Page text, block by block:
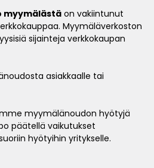
myymälästä on vakiintunut
Myymäläverkoston
sijainteja verkkokaupan
asiakkaalle tai
myymälänoudon hyötyjä
päätellä vaikutukset
hyötyihin yritykselle.